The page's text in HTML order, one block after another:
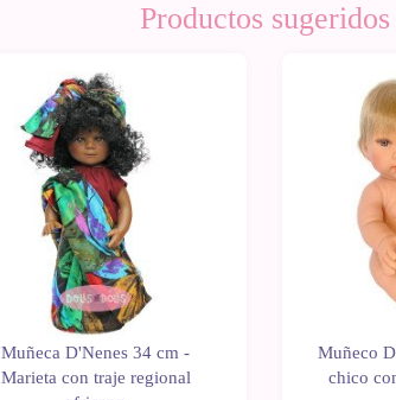
Productos sugeridos
Muñeca D'Nenes 34 cm -
Marieta con traje regional
Muñeco
chico